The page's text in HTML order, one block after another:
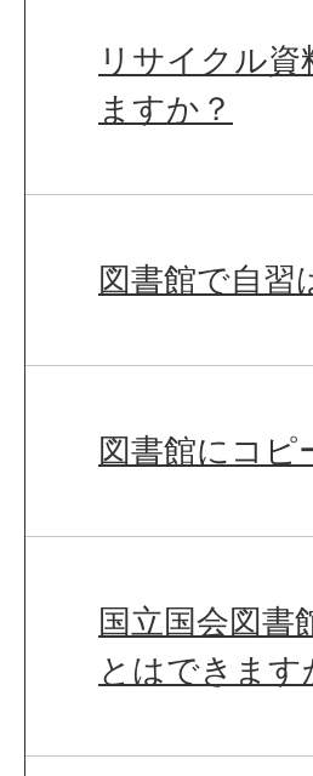
リサイクル
ますか？
図書館で自習
図書館にコ
国立国会図
とはできます